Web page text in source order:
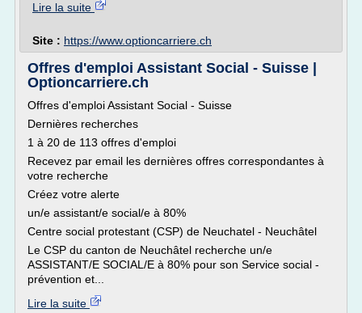
Lire la suite
Site : https://www.optioncarriere.ch
Offres d'emploi Assistant Social - Suisse |
Optioncarriere.ch
Offres d'emploi Assistant Social - Suisse
Dernières recherches
1 à 20 de 113 offres d'emploi
Recevez par email les dernières offres correspondantes à
votre recherche
Créez votre alerte
un/e assistant/e social/e à 80%
Centre social protestant (CSP) de Neuchatel - Neuchâtel
Le CSP du canton de Neuchâtel recherche un/e
ASSISTANT/E SOCIAL/E à 80% pour son Service social -
prévention et...
Lire la suite